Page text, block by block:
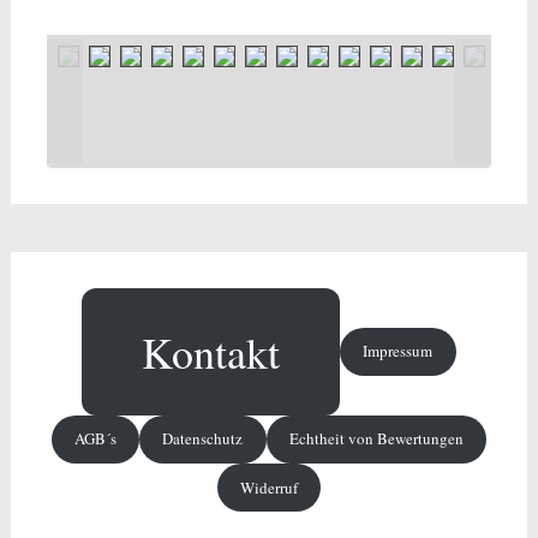
Kontakt Impressum
AGB´s Datenschutz Echtheit von Bewertungen
Widerruf